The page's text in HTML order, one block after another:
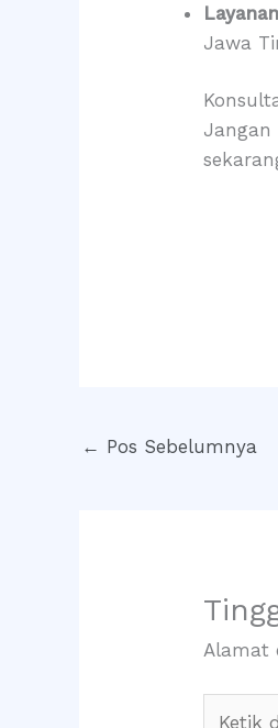
Jawa
Jangan
← Pos Sebelumnya
Alamat